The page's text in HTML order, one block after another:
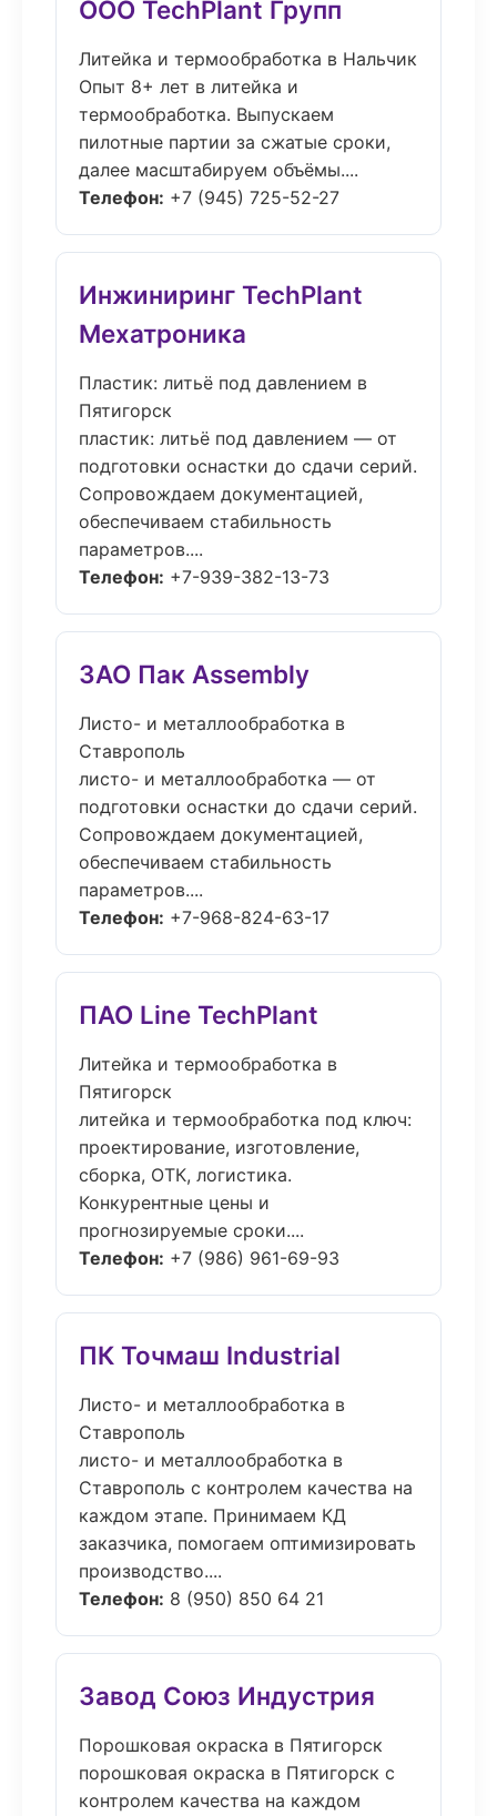
ООО TechPlant Групп
Литейка и термообработка в Нальчик
Опыт 8+ лет в литейка и
термообработка. Выпускаем
пилотные партии за сжатые сроки,
далее масштабируем объёмы....
Телефон: +7 (945) 725-52-27
Инжиниринг TechPlant
Мехатроника
Пластик: литьё под давлением в
Пятигорск
пластик: литьё под давлением — от
подготовки оснастки до сдачи серий.
Сопровождаем документацией,
обеспечиваем стабильность
параметров....
Телефон: +7-939-382-13-73
ЗАО Пак Assembly
Листо- и металлообработка в
Ставрополь
листо- и металлообработка — от
подготовки оснастки до сдачи серий.
Сопровождаем документацией,
обеспечиваем стабильность
параметров....
Телефон: +7-968-824-63-17
ПАО Line TechPlant
Литейка и термообработка в
Пятигорск
литейка и термообработка под ключ:
проектирование, изготовление,
сборка, ОТК, логистика.
Конкурентные цены и
прогнозируемые сроки....
Телефон: +7 (986) 961-69-93
ПК Точмаш Industrial
Листо- и металлообработка в
Ставрополь
листо- и металлообработка в
Ставрополь с контролем качества на
каждом этапе. Принимаем КД
заказчика, помогаем оптимизировать
производство....
Телефон: 8 (950) 850 64 21
Завод Союз Индустрия
Порошковая окраска в Пятигорск
порошковая окраска в Пятигорск с
контролем качества на каждом